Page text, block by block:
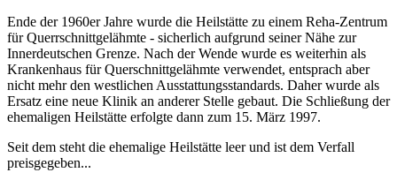
Ende der 1960er Jahre wurde die Heilstätte zu einem Reha-Zentrum
für Querrschnittgelähmte - sicherlich aufgrund seiner Nähe zur
Innerdeutschen Grenze. Nach der Wende wurde es weiterhin als
Krankenhaus für Querschnittgelähmte verwendet, entsprach aber
nicht mehr den westlichen Ausstattungsstandards. Daher wurde als
Ersatz eine neue Klinik an anderer Stelle gebaut. Die Schließung der
ehemaligen Heilstätte erfolgte dann zum 15. März 1997.
Seit dem steht die ehemalige Heilstätte leer und ist dem Verfall
preisgegeben...